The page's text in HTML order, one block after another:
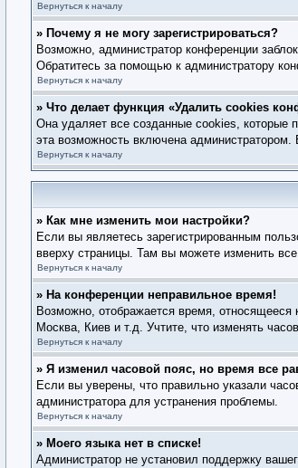
Вернуться к началу
» Почему я не могу зарегистрироваться?
Возможно, администратор конференции
Обратитесь за помощью к администратору
Вернуться к началу
» Что делает функция «Удалить cookies
Она удаляет все созданные cookies, которые
эта возможность включена
Вернуться к началу
» Как мне изменить мои настройки?
Если вы являетесь зарегистрированным
вверху страницы. Там вы можете изменить все
Вернуться к началу
» На конференции неправильное время!
Возможно, отображается время, относящееся
Москва, Киев и т.д. Учтите, что изменять
Вернуться к началу
» Я изменил часовой пояс, но время все
Если вы уверены, что правильно указали
администратора для устранения проблемы.
Вернуться к началу
» Моего языка нет в списке!
Администратор не установил поддержку